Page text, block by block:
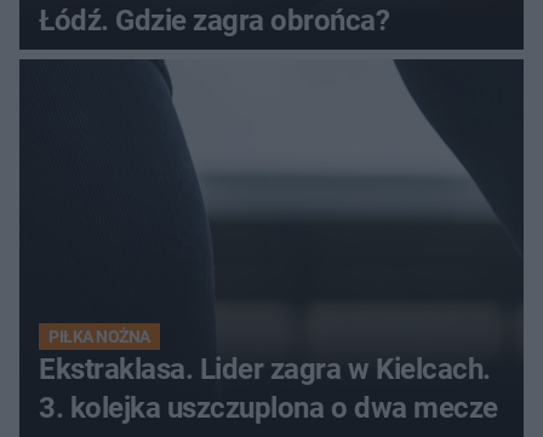
Łódź. Gdzie zagra obrońca?
PIŁKA NOŻNA
Ekstraklasa. Lider zagra w Kielcach.
3. kolejka uszczuplona o dwa mecze